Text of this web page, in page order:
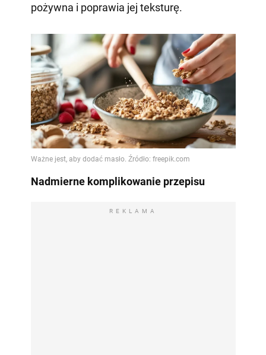
pożywna i poprawia jej teksturę.
Nadmierne komplikowanie przepisu
REKLAMA